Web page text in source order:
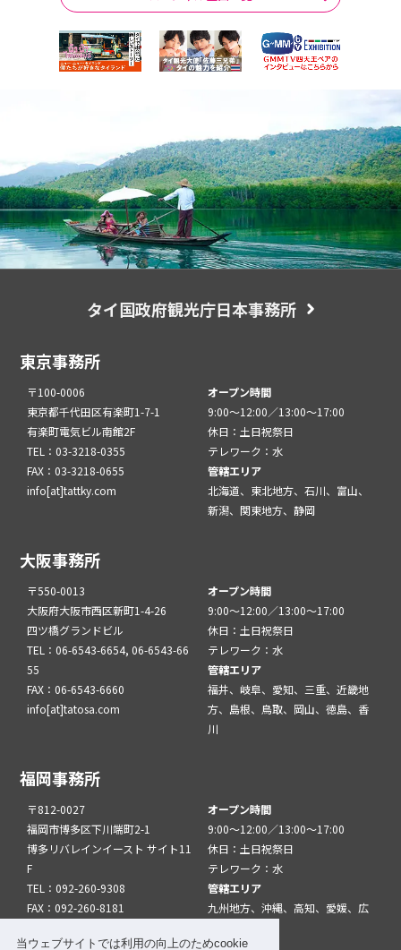
当ウェブサイトでは利用の向上のためcookie
タイ国政府観光庁日本事務所
東京事務所
〒100-0006
東京都千代田区有楽町1-7-1
有楽町電気ビル南館2F
TEL：03-3218-0355
FAX：03-3218-0655
info[at]tattky.com
オープン時間
9:00～12:00／13:00～17:00
休日：土日祝祭日
テレワーク：水
管轄エリア
北海道、東北地方、石川、富山、
新潟、関東地方、静岡
大阪事務所
〒550-0013
大阪府大阪市西区新町1-4-26
四ツ橋グランドビル
TEL：06-6543-6654, 06-6543-66
55
FAX：06-6543-6660
info[at]tatosa.com
オープン時間
9:00～12:00／13:00～17:00
休日：土日祝祭日
テレワーク：水
管轄エリア
福井、岐阜、愛知、三重、近畿地
方、島根、鳥取、岡山、徳島、香
川
福岡事務所
〒812-0027
福岡市博多区下川端町2-1
博多リバレインイースト サイト11
F
TEL：092-260-9308
FAX：092-260-8181
オープン時間
9:00～12:00／13:00～17:00
休日：土日祝祭日
テレワーク：水
管轄エリア
九州地方、沖縄、高知、愛媛、広